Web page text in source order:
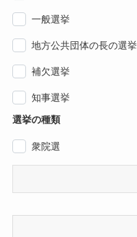
一般選挙
地方公共団体の長の選挙
補欠選挙
知事選挙
選挙の種類
衆院選